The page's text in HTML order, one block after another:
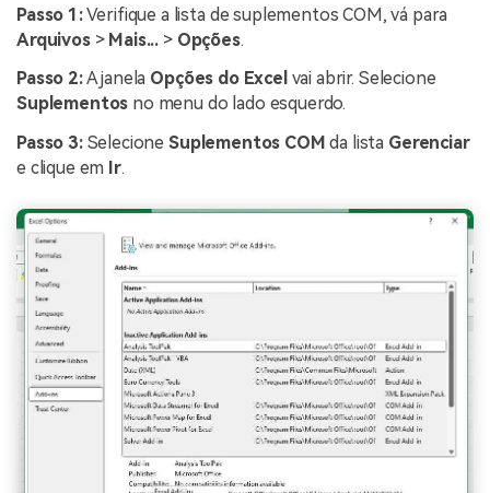
Passo 1:Verifique a lista de suplementos COM, vá para
Arquivos> Mais... > Opções.
Passo 2:A janela Opções do Excel vai abrir. Selecione
Suplementos no menu do lado esquerdo.
Passo 3:Selecione Suplementos COM da lista Gerenciar
e clique em Ir.